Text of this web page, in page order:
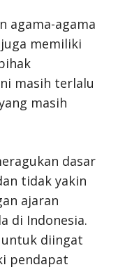
agama-agama
memiliki
masih terlalu
masih
dasar
tidak yakin
ajaran
di Indonesia.
diingat
pendapat